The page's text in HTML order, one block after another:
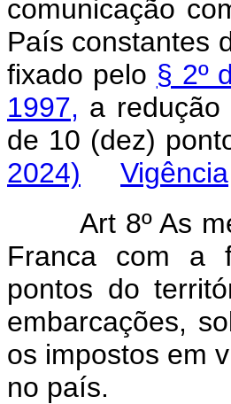
comunicação
País constantes
fixado pelo § 2º
1997, a
de 10 (dez)
2024)
Vigência
Art 8º As
Franca com a
pontos do
embarcações,
os impostos em
no país.